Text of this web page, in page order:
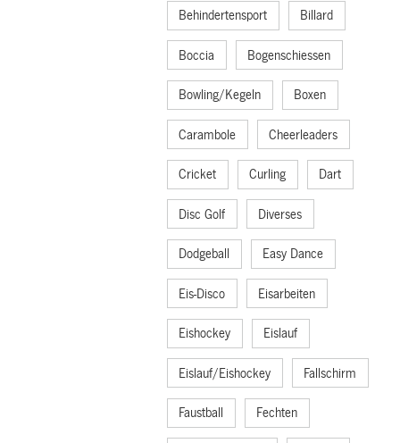
Behindertensport Billard
Boccia Bogenschiessen
Bowling/Kegeln Boxen
Carambole Cheerleaders
Cricket Curling Dart
Disc Golf Diverses
Dodgeball Easy Dance
Eis-Disco Eisarbeiten
Eishockey Eislauf
Eislauf/Eishockey Fallschirm
Faustball Fechten